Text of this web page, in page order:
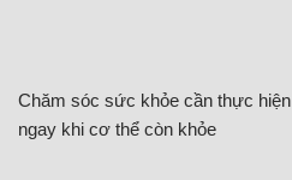
Chăm sóc sức khỏe cần thực hiện
ngay khi cơ thể còn khỏe